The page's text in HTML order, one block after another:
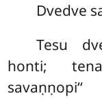
Dvedve
Tesu
honti; tena
savaṇṇopi‘‘